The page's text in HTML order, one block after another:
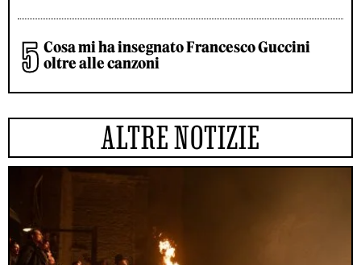
Cosa mi ha insegnato Francesco Guccini
oltre alle canzoni
ALTRE NOTIZIE